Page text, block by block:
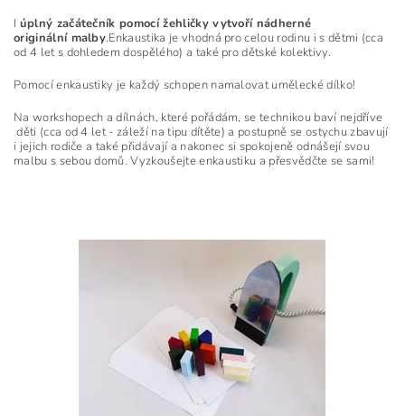
I úplný začátečník pomocí žehličky vytvoří nádherné
originální malby.Enkaustika je vhodná pro celou rodinu i s dětmi (cca
od 4 let s dohledem dospělého) a také pro dětské kolektivy.
Pomocí enkaustiky je každý schopen namalovat umělecké dílko!
Na workshopech a dílnách, které pořádám, se technikou baví nejdříve
děti (cca od 4 let - záleží na tipu dítěte) a postupně se ostychu zbavují
i jejich rodiče a také přidávají a nakonec si spokojeně odnášejí svou
malbu s sebou domů. Vyzkoušejte enkaustiku a přesvědčte se sami!